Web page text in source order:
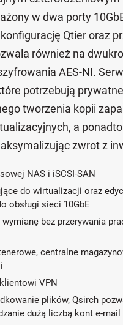
w dwa porty
Qtier oraz
również na
AES-NI.
potrzebują
tworzenia kopii
a
zwrot z
NAS i iSCSI-SAN
do wirtualizacji oraz
obsługi sieci 10GbE
bez przerywania
centralne
VPN
plików, Qsirch
dużą liczbą kont e-mail